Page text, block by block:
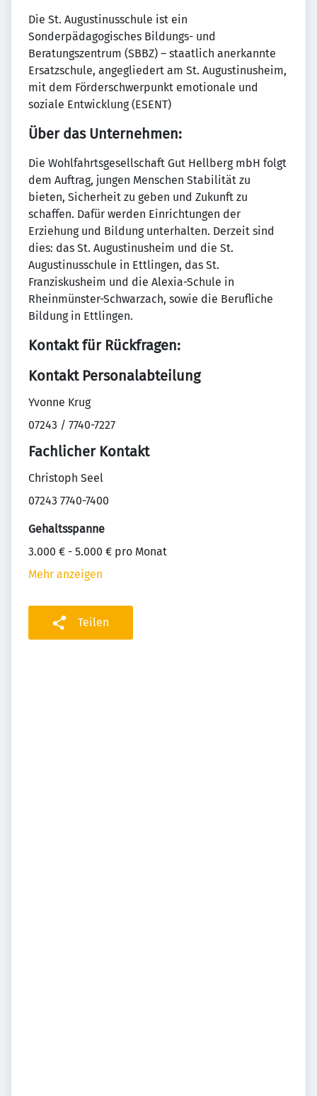
Die St. Augustinusschule ist ein
Sonderpädagogisches Bildungs- und
Beratungszentrum (SBBZ) – staatlich anerkannte
Ersatzschule, angegliedert am St. Augustinusheim,
mit dem Förderschwerpunkt emotionale und
soziale Entwicklung (ESENT)
Über das Unternehmen:
Die Wohlfahrtsgesellschaft Gut Hellberg mbH folgt
dem Auftrag, jungen Menschen Stabilität zu
bieten, Sicherheit zu geben und Zukunft zu
schaffen. Dafür werden Einrichtungen der
Erziehung und Bildung unterhalten. Derzeit sind
dies: das St. Augustinusheim und die St.
Augustinusschule in Ettlingen, das St.
Franziskusheim und die Alexia-Schule in
Rheinmünster-Schwarzach, sowie die Berufliche
Bildung in Ettlingen.
Kontakt für Rückfragen:
Kontakt Personalabteilung
Yvonne Krug
07243 / 7740-7227
Fachlicher Kontakt
Christoph Seel
07243 7740-7400
Gehaltsspanne
3.000 € - 5.000 € pro Monat
Mehr anzeigen
Teilen